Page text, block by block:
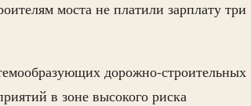
моста не платили зарплату три
дорожно-строительных
в зоне высокого риска